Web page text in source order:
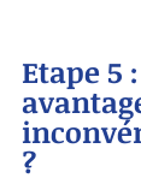
Etape 5 :
?